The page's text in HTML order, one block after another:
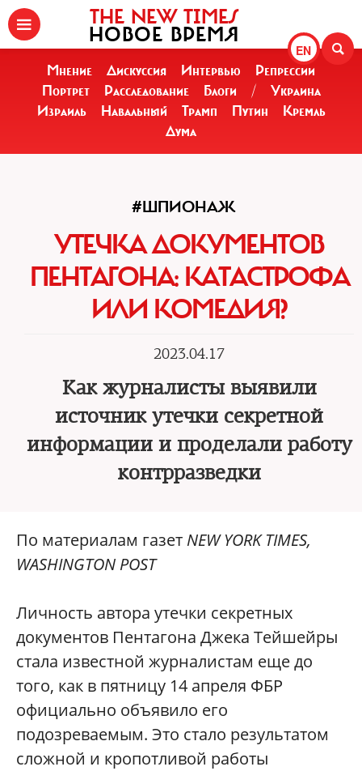
EN
THE NEW TIMES
НОВОЕ ВРЕМЯ
Мнение Дискуссия Интервью
Репрессии
Портрет
Расследование Блоги /
Украина
Израиль
Навальный Трамп Путин
Кремль
Дума
#ШПИОНАЖ
УТЕЧКА ДОКУМЕНТОВ
ПЕНТАГОНА: КАТАСТРОФА
ИЛИ КОМЕДИЯ?
2023.04.17
Как журналисты выявили
источник утечки секретной
информации и проделали работу
контрразведки
По материалам газет NEW YORK TIMES,
WASHINGTON POST
Личность автора утечки секретных
документов Пентагона Джека Тейшейры
стала известной журналистам еще до
того, как в пятницу 14 апреля ФБР
официально объявило его
подозреваемым. Это стало результатом
сложной и кропотливой работы